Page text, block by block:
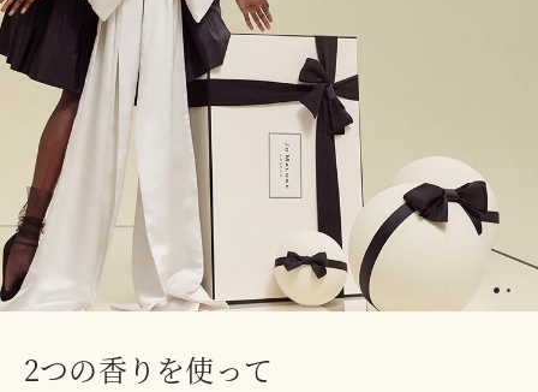
2つの香りを使って